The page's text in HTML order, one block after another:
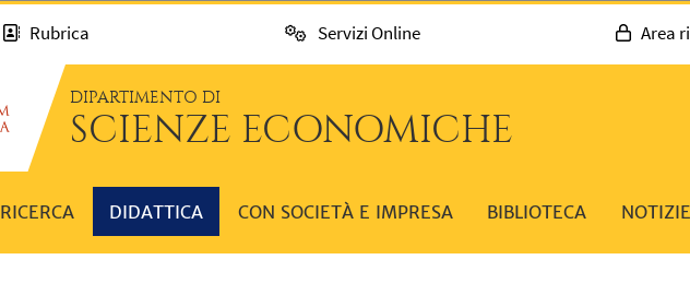
Rubrica Servizi Online Area
DIPARTIMENTO DI
SCIENZE ECONOMICHE
RICERCA DIDATTICA CON SOCIETÀ E IMPRESA BIBLIOTECA NOTIZIE